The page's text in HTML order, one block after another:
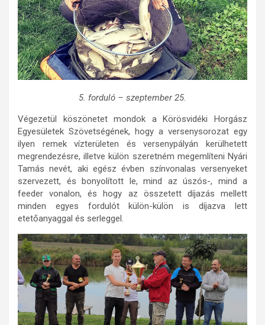
5. forduló – szeptember 25.
Végezetül köszönetet mondok a Körösvidéki Horgász
Egyesületek Szövetségének, hogy a versenysorozat egy
ilyen remek vízterületen és versenypályán kerülhetett
megrendezésre, illetve külön szeretném megemlíteni Nyári
Tamás nevét, aki egész évben színvonalas versenyeket
szervezett, és bonyolított le, mind az úszós-, mind a
feeder vonalon, és hogy az összetett díjazás mellett
minden egyes fordulót külön-külön is díjazva lett
etetőanyaggal és serleggel.